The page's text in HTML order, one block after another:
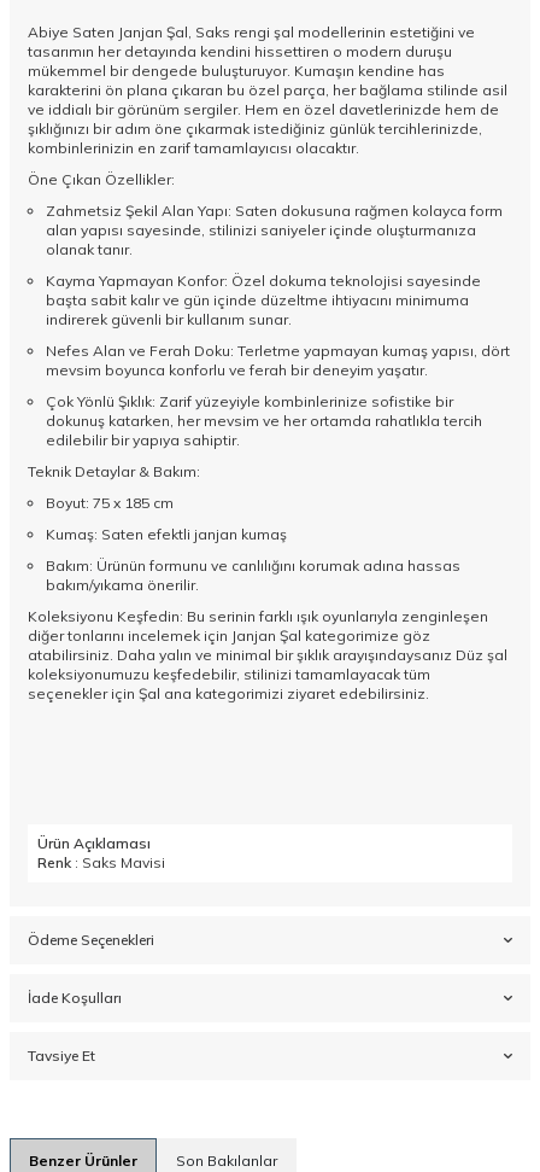
Abiye Saten Janjan Şal, Saks rengi şal modellerinin estetiğini ve
tasarımın her detayında kendini hissettiren o modern duruşu
mükemmel bir dengede buluşturuyor. Kumaşın kendine has
karakterini ön plana çıkaran bu özel parça, her bağlama stilinde asil
ve iddialı bir görünüm sergiler. Hem en özel davetlerinizde hem de
şıklığınızı bir adım öne çıkarmak istediğiniz günlük tercihlerinizde,
kombinlerinizin en zarif tamamlayıcısı olacaktır.
Öne Çıkan Özellikler:
Zahmetsiz Şekil Alan Yapı: Saten dokusuna rağmen kolayca form
alan yapısı sayesinde, stilinizi saniyeler içinde oluşturmanıza
olanak tanır.
Kayma Yapmayan Konfor: Özel dokuma teknolojisi sayesinde
başta sabit kalır ve gün içinde düzeltme ihtiyacını minimuma
indirerek güvenli bir kullanım sunar.
Nefes Alan ve Ferah Doku: Terletme yapmayan kumaş yapısı, dört
mevsim boyunca konforlu ve ferah bir deneyim yaşatır.
Çok Yönlü Şıklık: Zarif yüzeyiyle kombinlerinize sofistike bir
dokunuş katarken, her mevsim ve her ortamda rahatlıkla tercih
edilebilir bir yapıya sahiptir.
Teknik Detaylar & Bakım:
Boyut: 75 x 185 cm
Kumaş: Saten efektli janjan kumaş
Bakım: Ürünün formunu ve canlılığını korumak adına hassas
bakım/yıkama önerilir.
Koleksiyonu Keşfedin: Bu serinin farklı ışık oyunlarıyla zenginleşen
diğer tonlarını incelemek için Janjan Şal kategorimize göz
atabilirsiniz. Daha yalın ve minimal bir şıklık arayışındaysanız Düz şal
koleksiyonumuzu keşfedebilir, stilinizi tamamlayacak tüm
seçenekler için Şal ana kategorimizi ziyaret edebilirsiniz.
Ürün Açıklaması
Renk : Saks Mavisi
Ödeme Seçenekleri
İade Koşulları
Tavsiye Et
Benzer Ürünler Son Bakılanlar